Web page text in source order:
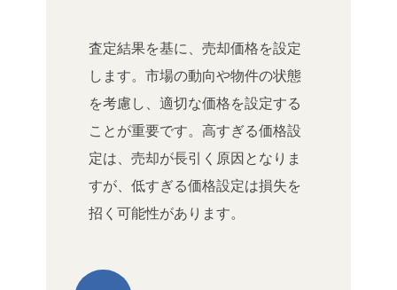
査定結果を基に、売却価格を設定
します。市場の動向や物件の状態
を考慮し、適切な価格を設定する
ことが重要です。高すぎる価格設
定は、売却が長引く原因となりま
すが、低すぎる価格設定は損失を
招く可能性があります。